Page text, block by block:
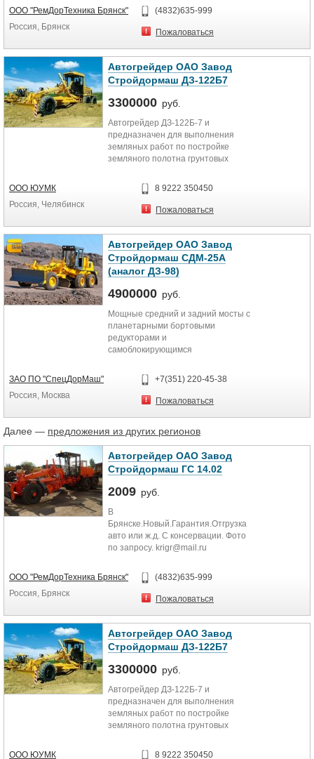
ООО "РемДорТехника Брянск"
Россия, Брянск
(4832)635-999
Пожаловаться
Автогрейдер ОАО Завод
Стройдормаш ДЗ-122Б7
3300000 руб.
Автогрейдер ДЗ-122Б-7 и
предназначен для выполнения
земляных работ по постройке
земляного полотна грунтовых
планировки...
ООО ЮУМК
Россия, Челябинск
8 9222 350450
Пожаловаться
Автогрейдер ОАО Завод
Стройдормаш СДМ-25A
(аналог ДЗ-98)
4900000 руб.
Мощные средний и задний мосты с
планетарными бортовыми
редукторами и
самоблокирующимся
трансмиссия с гидравлическим...
ЗАО ПО "СпецДорМаш"
Россия, Москва
+7(351) 220-45-38
Пожаловаться
Далее — предложения из других регионов
Автогрейдер ОАО Завод
Стройдормаш ГС 14.02
2009 руб.
В
Брянске.Новый.Гарантия.Отгрузка
авто или ж.д. С консервации. Фото
по запросу. krigr@mail.ru
ООО "РемДорТехника Брянск"
Россия, Брянск
(4832)635-999
Пожаловаться
Автогрейдер ОАО Завод
Стройдормаш ДЗ-122Б7
3300000 руб.
Автогрейдер ДЗ-122Б-7 и
предназначен для выполнения
земляных работ по постройке
земляного полотна грунтовых
планировки площадей, устройству
ООО ЮУМК
8 9222 350450